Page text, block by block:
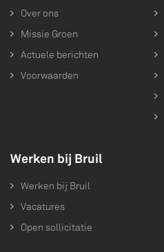
Over ons
Missie Groen
Actuele berichten
Voorwaarden
Werken bij Bruil
Werken bij Bruil
Vacatures
Open sollicitatie